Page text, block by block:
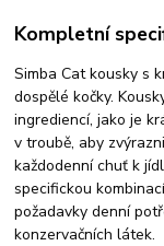
Kompletní
Simba Cat kousky s
dospělé kočky.
ingrediencí, jako je
v troubě, aby
každodenní chuť k
specifickou
požadavky denní
konzervačních látek.